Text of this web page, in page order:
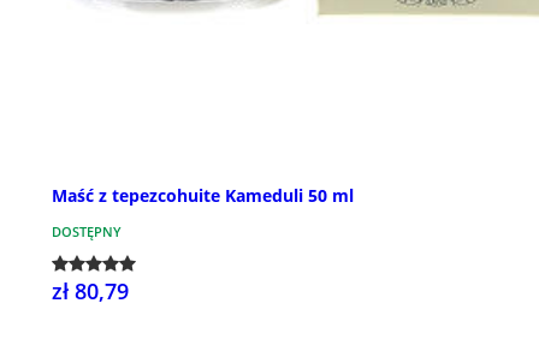
Maść z tepezcohuite Kameduli 50 ml
DOSTĘPNY
zł 80,79